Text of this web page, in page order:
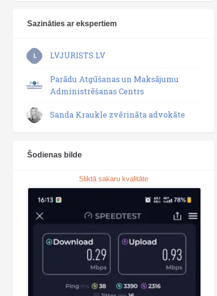
Sazināties ar ekspertiem
L LVJURISTS.LV
Parādu Atgūšanas un Maksājumu
Administrēšanas Centrs
Sanda Kraukle zvērināta advokāte
Šodienas bilde
Sliktā sakaru kvalitāte